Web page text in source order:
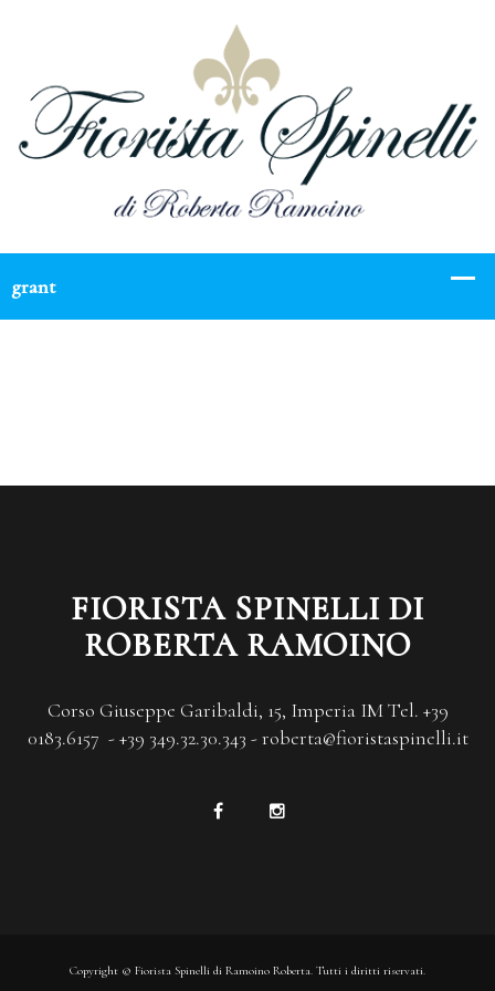
FIORISTA SPINELLI DI
ROBERTA RAMOINO
Corso Giuseppe Garibaldi, 15, Imperia IM Tel. +39
0183.6157 - +39 349.32.30.343 - roberta@fioristaspinelli.it
Copyright © Fiorista Spinelli di Ramoino Roberta. Tutti i diritti riservati.